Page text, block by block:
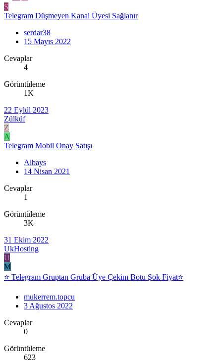
S
Telegram Düşmeyen Kanal Üyesi Sağlanır
serdar38
15 Mayıs 2022
Cevaplar
4
Görüntüleme
1K
22 Eylül 2023
Zülküf
Z
A
Telegram Mobil Onay Satışı
Albays
14 Nisan 2021
Cevaplar
1
Görüntüleme
3K
31 Ekim 2022
UkHosting
U
M
⭐ Telegram Gruptan Gruba Üye Çekim Botu Şok Fiyat⭐
mukerrem.topcu
3 Ağustos 2022
Cevaplar
0
Görüntüleme
623